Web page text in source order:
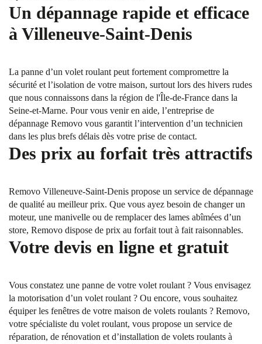
Un dépannage rapide et efficace
à Villeneuve-Saint-Denis
La panne d’un volet roulant peut fortement compromettre la
sécurité et l’isolation de votre maison, surtout lors des hivers rudes
que nous connaissons dans la région de l'Île-de-France dans la
Seine-et-Marne. Pour vous venir en aide, l’entreprise de
dépannage Removo vous garantit l’intervention d’un technicien
dans les plus brefs délais dès votre prise de contact.
Des prix au forfait très attractifs
Removo Villeneuve-Saint-Denis propose un service de dépannage
de qualité au meilleur prix. Que vous ayez besoin de changer un
moteur, une manivelle ou de remplacer des lames abîmées d’un
store, Removo dispose de prix au forfait tout à fait raisonnables.
Votre devis en ligne et gratuit
Vous constatez une panne de votre volet roulant ? Vous envisagez
la motorisation d’un volet roulant ? Ou encore, vous souhaitez
équiper les fenêtres de votre maison de volets roulants ? Removo,
votre spécialiste du volet roulant, vous propose un service de
réparation, de rénovation et d’installation de volets roulants à